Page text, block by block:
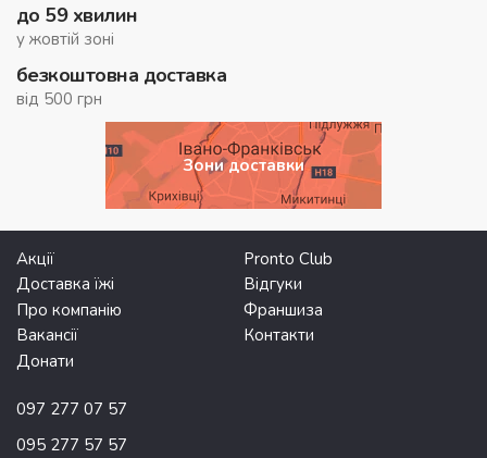
до 59 хвилин
у жовтій зоні
безкоштовна доставка
від 500 грн
Зони доставки
Акції
Pronto Club
Доставка їжі
Відгуки
Про компанію
Франшиза
Вакансії
Контакти
Донати
097 277 07 57
095 277 57 57